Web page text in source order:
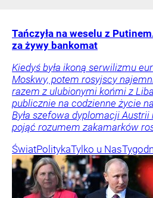
Tańczyła na weselu z
za żywy bankomat
Kiedyś była ikoną serwilizmu
Moskwy, potem rosyjscy
razem z ulubionymi końmi z
publicznie na codzienne życie
Była szefowa dyplomacji
pojąć rozumem zakamarków
ŚwiatPolitykaTylko u Nas